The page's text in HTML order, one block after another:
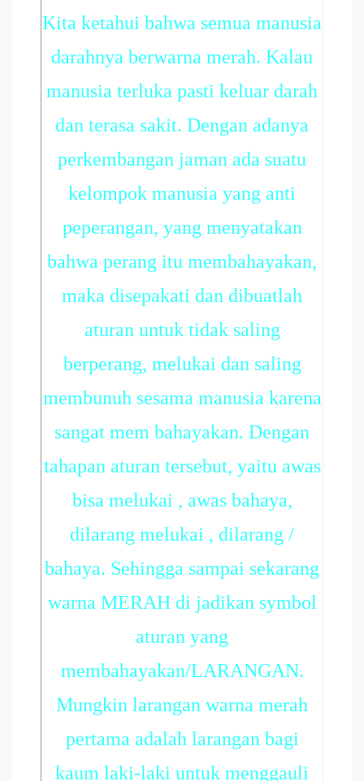
Kita ketahui bahwa semua manusia
darahnya berwarna merah. Kalau
manusia terluka pasti keluar darah
dan terasa sakit. Dengan adanya
perkembangan jaman ada suatu
kelompok manusia yang anti
peperangan, yang menyatakan
bahwa perang itu membahayakan,
maka disepakati dan dibuatlah
aturan untuk tidak saling
berperang, melukai dan saling
membunuh sesama manusia karena
sangat mem bahayakan. Dengan
tahapan aturan tersebut, yaitu awas
bisa melukai , awas bahaya,
dilarang melukai , dilarang /
bahaya. Sehingga sampai sekarang
warna MERAH di jadikan symbol
aturan yang
membahayakan/LARANGAN.
Mungkin larangan warna merah
pertama adalah larangan bagi
kaum laki-laki untuk menggauli